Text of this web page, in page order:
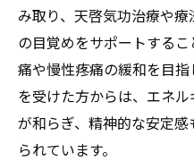
み取り、天啓気功治療や
の目覚めをサポートする
痛や慢性疼痛の緩和を目
を受けた方からは、エネ
が和らぎ、精神的な安定
られています。